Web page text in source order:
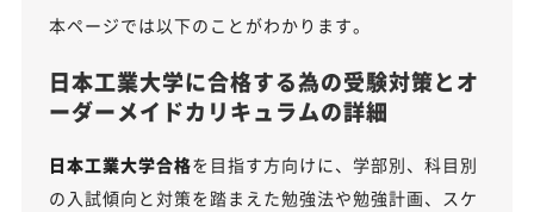
本ページでは以下のことがわかります。
日本工業大学に合格する為の受験対策とオ
ーダーメイドカリキュラムの詳細
日本工業大学合格を目指す方向けに、学部別、科目別
の入試傾向と対策を踏まえた勉強法や勉強計画、スケ